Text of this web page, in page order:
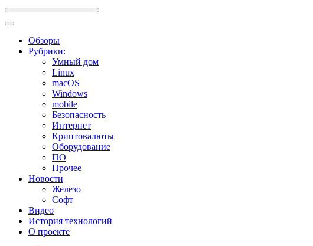
Обзоры
Рубрики:
Умный дом
Linux
macOS
Windows
mobile
Безопасность
Интернет
Криптовалюты
Оборудование
ПО
Прочее
Новости
Железо
Софт
Видео
История технологий
О проекте